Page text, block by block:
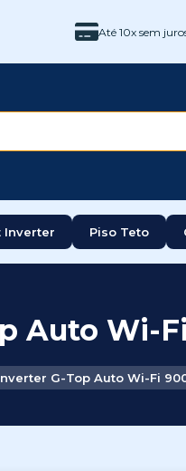
Até 10x sem
Inverter Piso Teto
Auto Wi-
G-Top Auto Wi-Fi